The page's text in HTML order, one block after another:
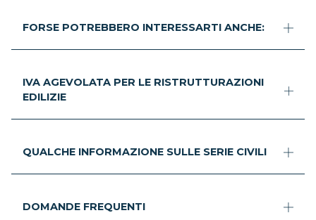
FORSE POTREBBERO INTERESSARTI ANCHE:
IVA AGEVOLATA PER LE RISTRUTTURAZIONI
EDILIZIE
QUALCHE INFORMAZIONE SULLE SERIE CIVILI
DOMANDE FREQUENTI